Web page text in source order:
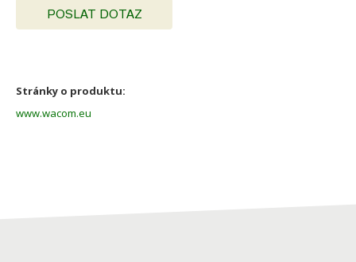
POSLAT DOTAZ
Stránky o produktu:
www.wacom.eu